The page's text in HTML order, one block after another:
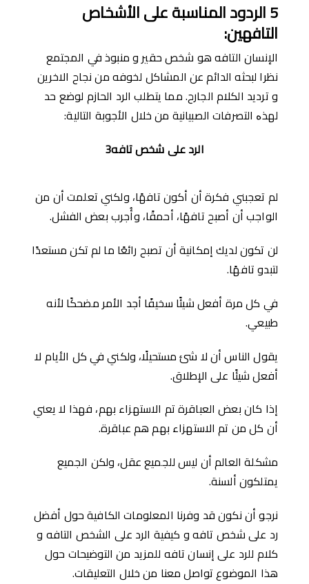
5الردود المناسبة على اﻷشخاص
التافهين:
اﻹنسان التافه هو شخص حقير و منبوذ في المجتمع
نظرا لبحثه الدائم عن المشاكل لخوفه من نجاح الاخرين
و ترديد الكلام الجارح. مما يتطلب الرد الحازم لوضع حد
لهذە التصرفات الصبيانية من خلال اﻷجوبة التالية:
الرد على شخص تافه3
لم تعجبني فكرة أن أكون تافهًا، ولكني تعلمت أن من
الواجب أن أصبح تافهًا، أحمقًا، وأُجرب بعض الفشل.
لن تكون لديك إمكانية أن تصبح رائعًا ما لم تكن مستعدًا
لتبدو تافهًا.
في كل مرة أفعل شيئًا سخيفًا أجد الأمر مضحكًا لأنه
طبيعي.
يقول الناس أن لا شئ مستحيلًا، ولكني في كل الأيام لا
أفعل شيئًا على الإطلاق.
إذا كان بعض العباقرة تم الاستهزاء بهم، فهذا لا يعني
أن كل من تم الاستهزاء بهم هم عباقرة.
مشكلة العالم أن ليس للجميع عقل، ولكن الجميع
يمتلكون ألسنة.
نرجو أن نكون قد وفرنا المعلومات الكافية حول أفضل
رد على شخص تافه و كيفية الرد على الشخص التافه و
كلام للرد على إنسان تافه للمزيد من التوضيحات حول
هذا الموضوع تواصل معنا من خلال التعليقات.